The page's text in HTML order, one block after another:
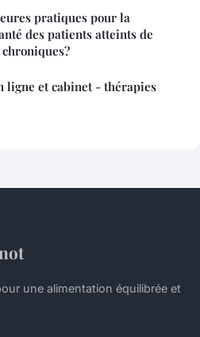
pratiques pour la
des patients atteints de
ligne et cabinet - thérapies
une alimentation équilibrée et